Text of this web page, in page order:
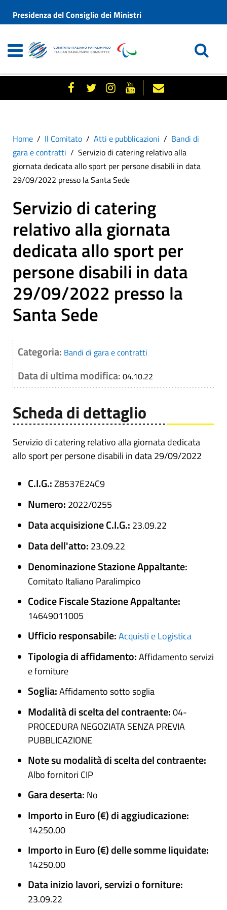
Presidenza del Consiglio dei Ministri
Home Il Comitato Atti e pubblicazioni
Bandi di
gara e contratti
Servizio di catering relativo alla
giornata dedicata allo sport per persone disabili in data
29/09/2022 presso la Santa Sede
Servizio di catering
relativo alla giornata
dedicata allo sport per
persone disabili in data
29/09/2022 presso la
Santa Sede
Categoria: Bandi di gara e contratti
Data di ultima modifica: 04.10.22
Scheda di dettaglio
Servizio di catering relativo alla giornata dedicata
allo sport per persone disabili in data 29/09/2022
C.I.G.:Z8537E24C9
Numero: 2022/0255
Data acquisizione C.I.G.: 23.09.22
Data dell'atto: 23.09.22
Denominazione Stazione Appaltante:
Comitato Italiano Paralimpico
Codice Fiscale Stazione Appaltante:
14649011005
Ufficio responsabile:Acquisti e Logistica
Tipologia di affidamento:Affidamento servizi
e forniture
Soglia:Affidamento sotto soglia
Modalità di scelta del contraente:04-
PROCEDURA NEGOZIATA SENZA PREVIA
PUBBLICAZIONE
Note su modalità di scelta del contraente:
Albo fornitori CIP
Gara deserta: No
Importo in Euro (€) di aggiudicazione:
14250.00
Importo in Euro (€) delle somme liquidate:
14250.00
Data inizio lavori, servizi o forniture:
23.09.22